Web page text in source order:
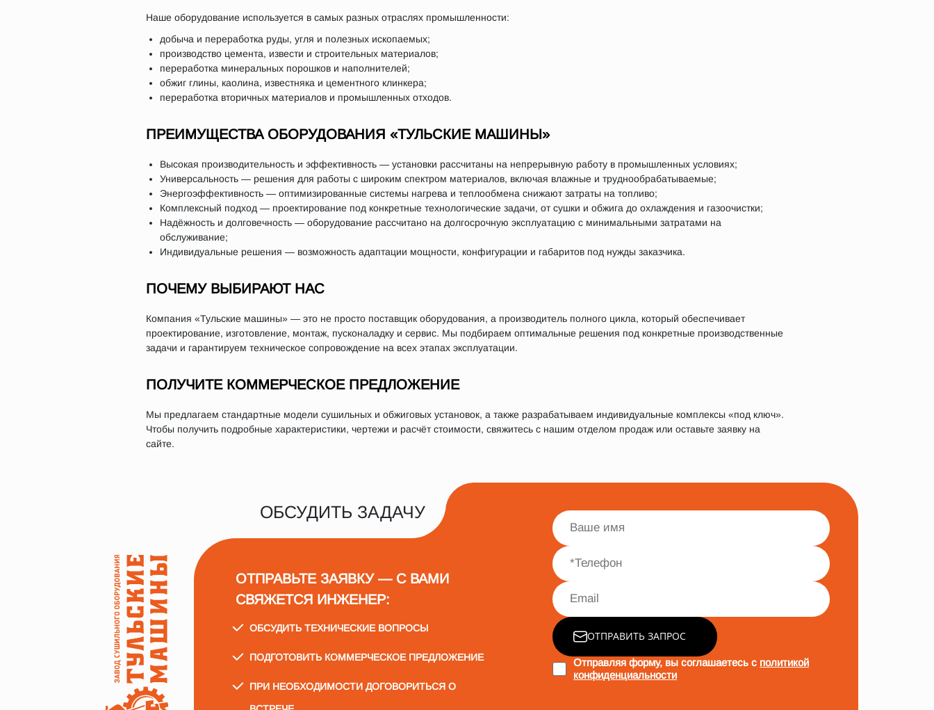
Наше оборудование используется в самых разных отраслях промышленности:
добыча и переработка руды, угля и полезных ископаемых;
производство цемента, извести и строительных материалов;
переработка минеральных порошков и наполнителей;
обжиг глины, каолина, известняка и цементного клинкера;
переработка вторичных материалов и промышленных отходов.
ПРЕИМУЩЕСТВА ОБОРУДОВАНИЯ «ТУЛЬСКИЕ МАШИНЫ»
Высокая производительность и эффективность — установки рассчитаны на непрерывную работу в промышленных условиях;
Универсальность — решения для работы с широким спектром материалов, включая влажные и труднообрабатываемые;
Энергоэффективность — оптимизированные системы нагрева и теплообмена снижают затраты на топливо;
Комплексный подход — проектирование под конкретные технологические задачи, от сушки и обжига до охлаждения и газоочистки;
Надёжность и долговечность — оборудование рассчитано на долгосрочную эксплуатацию с минимальными затратами на
обслуживание;
Индивидуальные решения — возможность адаптации мощности, конфигурации и габаритов под нужды заказчика.
ПОЧЕМУ ВЫБИРАЮТ НАС
Компания «Тульские машины» — это не просто поставщик оборудования, а производитель полного цикла, который обеспечивает
проектирование, изготовление, монтаж, пусконаладку и сервис. Мы подбираем оптимальные решения под конкретные производственные
задачи и гарантируем техническое сопровождение на всех этапах эксплуатации.
ПОЛУЧИТЕ КОММЕРЧЕСКОЕ ПРЕДЛОЖЕНИЕ
Мы предлагаем стандартные модели сушильных и обжиговых установок, а также разрабатываем индивидуальные комплексы «под ключ».
Чтобы получить подробные характеристики, чертежи и расчёт стоимости, свяжитесь с нашим отделом продаж или оставьте заявку на
сайте.
ОБСУДИТЬ ЗАДАЧУ
ОТПРАВЬТЕ ЗАЯВКУ — С ВАМИ
СВЯЖЕТСЯ ИНЖЕНЕР:
ОБСУДИТЬ ТЕХНИЧЕСКИЕ ВОПРОСЫ
ПОДГОТОВИТЬ КОММЕРЧЕСКОЕ ПРЕДЛОЖЕНИЕ
ПРИ НЕОБХОДИМОСТИ ДОГОВОРИТЬСЯ О
ОТПРАВИТЬ ЗАПРОС
Отправляя форму, вы соглашаетесь с политикой
конфиденциальности